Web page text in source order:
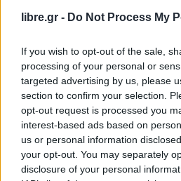
libre.gr - Do Not Process My
If you wish to opt-out of the sale,
processing of your personal or
targeted advertising by us, please
section to confirm your selection.
opt-out request is processed you
interest-based ads based on
us or personal information
your opt-out. You may separately
disclosure of your personal
ύψους €1,18 δισ. με την
μεσημέρι της Δευτέρας.
Σε ανάρτησή του, ο
υπογράφει από πλευράς της
συμφωνία, από κοινού με
Προϋπολογισμού, Πιότρ
Σύμφωνα με το ρεπορτάζ,